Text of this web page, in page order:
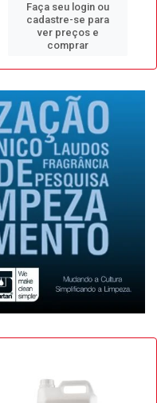
Faça seu login ou
cadastre-se para
ver preços e
comprar